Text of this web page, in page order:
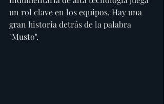
un rol clave en los equipos. Hay una
gran historia detrás de la palabra
"Musto".